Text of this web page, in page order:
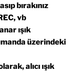
bırakınız
vb
ışık
üzerindeki
alıcı ışık